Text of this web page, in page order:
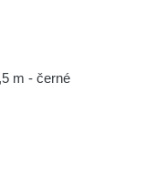
m - černé